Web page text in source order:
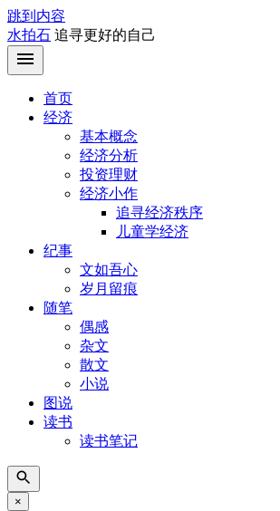
跳到内容
水拍石 追寻更好的自己
首页
经济
基本概念
经济分析
投资理财
经济小作
追寻经济秩序
儿童学经济
纪事
文如吾心
岁月留痕
随笔
偶感
杂文
散文
小说
图说
读书
读书笔记
×